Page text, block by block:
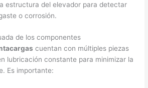
estructura del elevador para detectar
o corrosión.
de los componentes
cuentan con múltiples piezas
lubricación constante para minimizar la
Es importante: